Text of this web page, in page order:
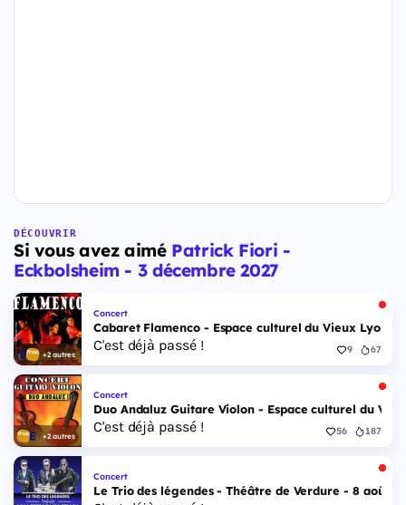
DÉCOUVRIR
Si vous avez aimé Patrick Fiori -
Eckbolsheim - 3 décembre 2027
+2 autres
Concert
Cabaret Flamenco - Espace culturel du Vieux Lyon -
C'est déjà passé ! 9 67
+2 autres
Concert
Duo Andaluz Guitare Violon - Espace culturel du
C'est déjà passé ! 56 187
Concert
Le Trio des légendes - Théâtre de Verdure - 8 août